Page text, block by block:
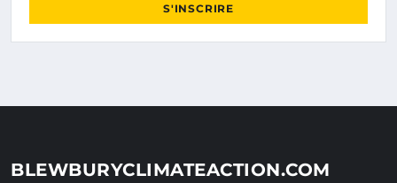
S'INSCRIRE
BLEWBURYCLIMATEACTION.COM